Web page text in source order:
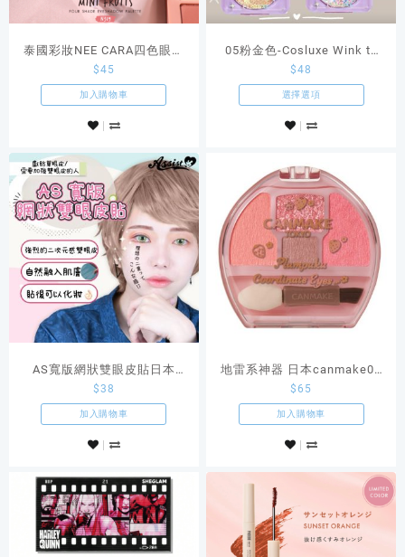
泰國彩妝NEE CARA四色眼影
Mini Fuits 粉色系01
#Stawberry
$45
加入購物車
05粉金色-Cosluxe Wink to
the blink blink STARDUST
BUNNY眼影閃粉啫喱
$48
選擇選項
AS寬版網狀雙眼皮貼日本
Assist原創Cosplay商品
$38
加入購物車
地雷系神器 日本canmake04
草莓色臥蠶眼影盤
$65
加入購物車